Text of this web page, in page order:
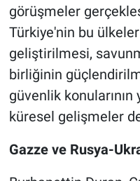
görüşmeler
Türkiye'nin bu
geliştirilmesi,
birliğinin
güvenlik konularının
küresel gelişmeler
Gazze ve Rusya-